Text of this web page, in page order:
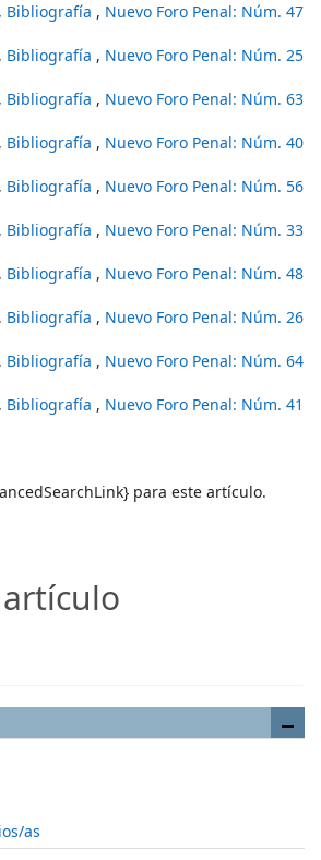
Bibliografía , Nuevo Foro Penal: Núm. 47
Bibliografía , Nuevo Foro Penal: Núm. 25
Bibliografía , Nuevo Foro Penal: Núm. 63
Bibliografía , Nuevo Foro Penal: Núm. 40
Bibliografía , Nuevo Foro Penal: Núm. 56
Bibliografía , Nuevo Foro Penal: Núm. 33
Bibliografía , Nuevo Foro Penal: Núm. 48
Bibliografía , Nuevo Foro Penal: Núm. 26
Bibliografía , Nuevo Foro Penal: Núm. 64
Bibliografía , Nuevo Foro Penal: Núm. 41
para este artículo.
as